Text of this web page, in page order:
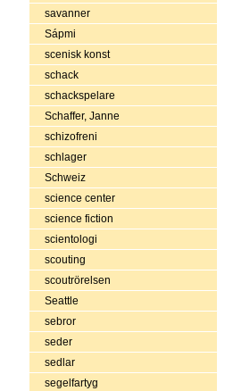
savanner
Sápmi
scenisk konst
schack
schackspelare
Schaffer, Janne
schizofreni
schlager
Schweiz
science center
science fiction
scientologi
scouting
scoutrörelsen
Seattle
sebror
seder
sedlar
segelfartyg